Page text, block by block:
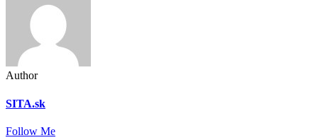
Author
SITA.sk
Follow Me